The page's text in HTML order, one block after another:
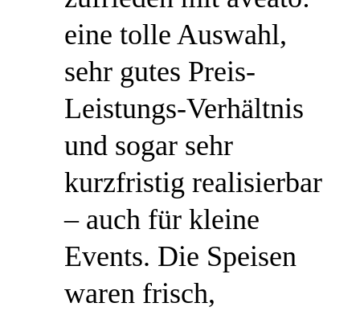
eine tolle Auswahl,
sehr gutes Preis-
Leistungs-Verhältnis
und sogar sehr
kurzfristig realisierbar
– auch für kleine
Events. Die Speisen
waren frisch,